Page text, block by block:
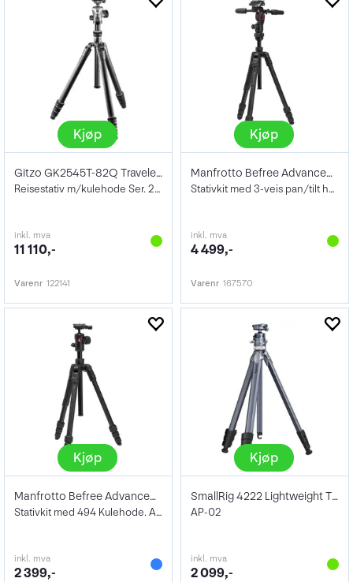
Kjøp
Gitzo GK2545T-82Q Traveler Tripod KIT
Reisestativ m/kulehode Ser. 2. Carbon.
inkl. mva
11 110,-
Varenr 122141
Kjøp
Manfrotto Befree Advanced GT Pro Kit Alu
Stativkit med 3-veis pan/tilt hode
inkl. mva
4 499,-
Varenr 167570
Kjøp
Manfrotto Befree Advanced Kulehode Twist
Stativkit med 494 Kulehode. Aluminium
inkl. mva
2 399,-
Kjøp
SmallRig 4222 Lightweight Travel Tripod
AP-02
inkl. mva
2 099,-